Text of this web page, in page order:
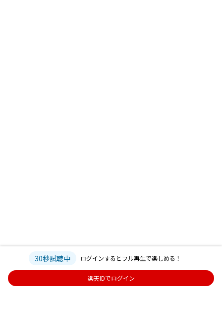
30秒試聴中 ログインするとフル再生で楽しめる！
楽天IDでログイン